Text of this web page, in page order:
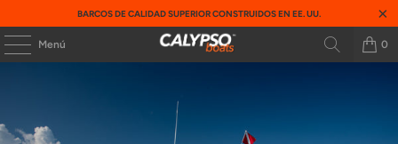
BARCOS DE CALIDAD SUPERIOR CONSTRUIDOS EN EE. UU.
Menú 0